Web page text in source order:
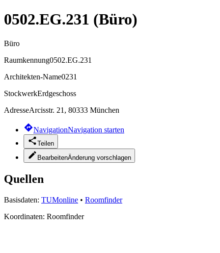
0502.EG.231 (Büro)
Büro
Raumkennung0502.EG.231
Architekten-Name0231
StockwerkErdgeschoss
AdresseArcisstr. 21, 80333 München
NavigationNavigation starten
Teilen
BearbeitenÄnderung vorschlagen
Quellen
Basisdaten: TUMonline • Roomfinder
Koordinaten: Roomfinder